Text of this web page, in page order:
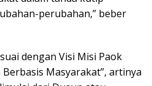
perubahan,” beber
dengan Visi Misi Paok
Masyarakat”, artinya